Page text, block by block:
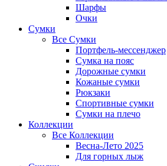
Шарфы
Очки
Сумки
Все Сумки
Портфель-мессенджер
Сумка на пояс
Дорожные сумки
Кожаные сумки
Рюкзаки
Спортивные сумки
Сумки на плечо
Коллекции
Все Коллекции
Весна-Лето 2025
Для горных лыж